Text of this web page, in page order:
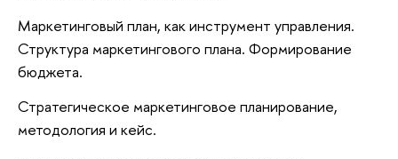
Маркетинговый план, как инструмент управления.
Структура маркетингового плана. Формирование
бюджета.
Стратегическое маркетинговое планирование,
методология и кейс.